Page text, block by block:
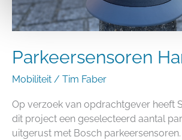
Parkeersensoren
Mobiliteit / Tim Faber
Op verzoek van opdrachtgever heeft
dit project een geselecteerd aantal
uitgerust met Bosch parkeersensoren.